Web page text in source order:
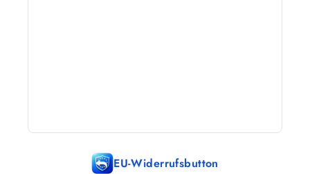
EU-Widerrufsbutton